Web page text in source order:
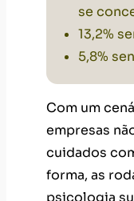
se
13,2%
5,8%
Com um
empresas
cuidados
forma, as
psicologia